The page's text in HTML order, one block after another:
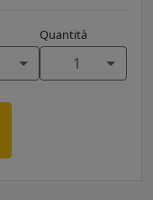
Quantità
1